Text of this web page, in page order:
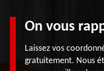
On vous
Laissez vos
gratuitement. Nous